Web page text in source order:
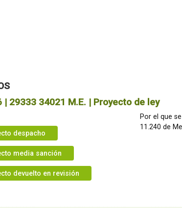
| 29333 34021 M.E. | Proyecto de ley
despacho
media sanción
devuelto en revisión
Por el que
11.240 de